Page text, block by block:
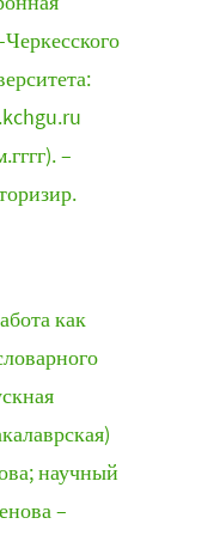
–
как
научный
–